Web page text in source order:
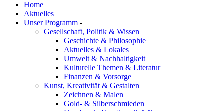
Home
Aktuelles
Unser Programm -
Gesellschaft, Politik & Wissen
Geschichte & Philosophie
Aktuelles & Lokales
Umwelt & Nachhaltigkeit
Kulturelle Themen & Literatur
Finanzen & Vorsorge
Kunst, Kreativität & Gestalten
Zeichnen & Malen
Gold- & Silberschmieden